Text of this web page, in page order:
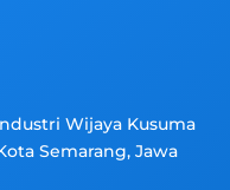
Wijaya Kusuma
Semarang, Jawa